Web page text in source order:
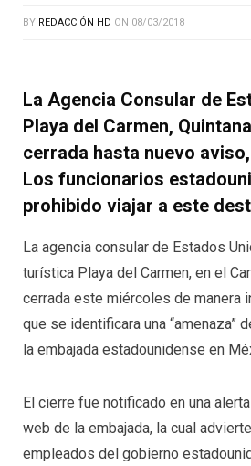
BY REDACCIÓN HD ON 08/03/2018
La Agencia Consular de
Playa del Carmen,
cerrada hasta nuevo
Los funcionarios
prohibido viajar a este
La agencia consular de Estados
turística Playa del Carmen, en el
cerrada este miércoles de manera
que se identificara una “amenaza”
la embajada estadounidense en
El cierre fue notificado en una
web de la embajada, la cual
empleados del gobierno